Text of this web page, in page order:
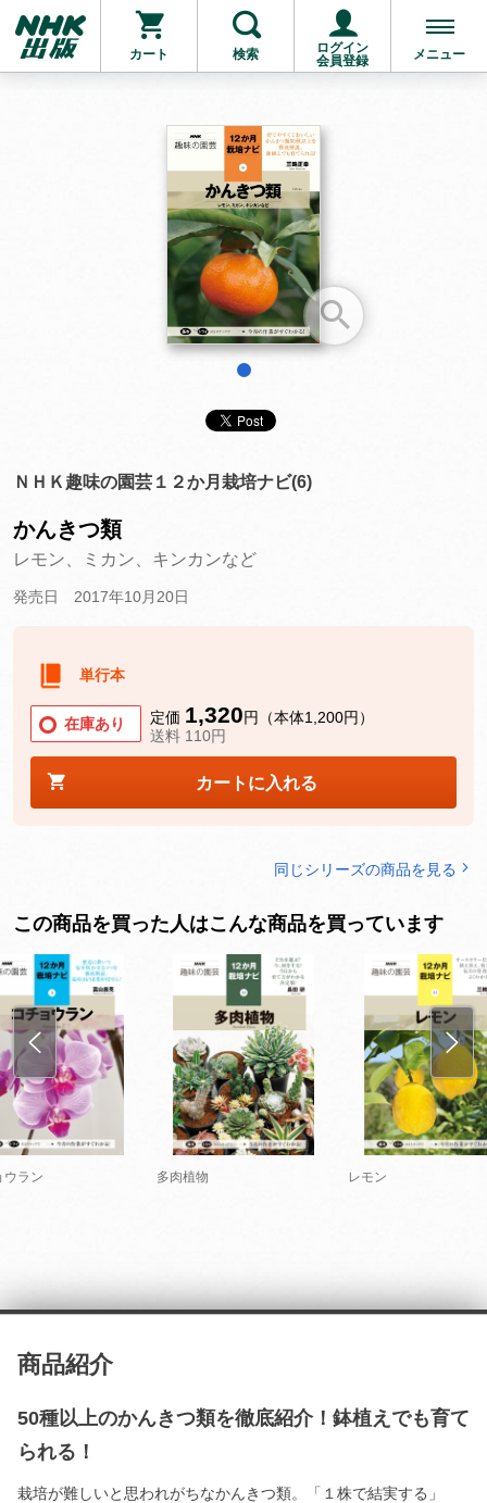
カート 検索
ログイン
会員登録
メニュー
お支払いに進む
他にも商品を買う
ＮＨＫ趣味の園芸１２か月栽培ナビ(6)
かんきつ類
レモン、ミカン、キンカンなど
発売日 2017年10月20日
単行本
在庫あり 定価 1,320円（本体1,200円）
送料 110円
カートに入れる
同じシリーズの商品を見る
この商品を買った人はこんな商品を買っています
ウラン 多肉植物 レモン
商品紹介
50種以上のかんきつ類を徹底紹介！鉢植えでも育て
られる！
栽培が難しいと思われがちなかんきつ類。「１株で結実する」